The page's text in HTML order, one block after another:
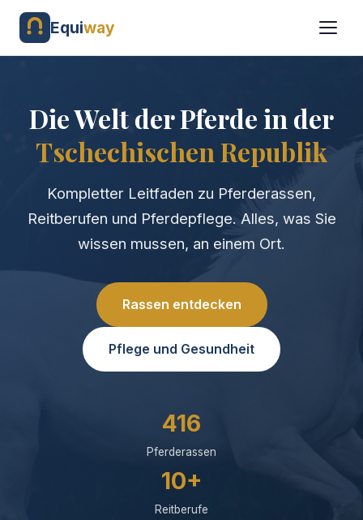
Equiway
Die Welt der Pferde in der
Tschechischen Republik
Kompletter Leitfaden zu Pferderassen,
Reitberufen und Pferdepflege. Alles, was Sie
wissen mussen, an einem Ort.
Rassen entdecken
Pflege und Gesundheit
416
Pferderassen
10+
Reitberufe